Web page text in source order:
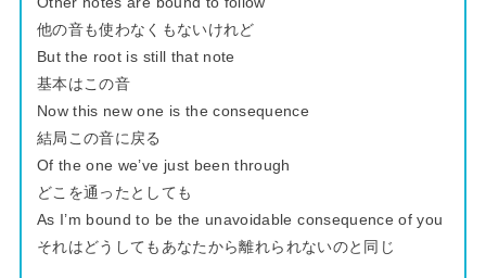
他の音も使わなくもないけれど
But the root is still that note
基本はこの音
Now this new one is the consequence
結局この音に戻る
Of the one we’ve just been through
どこを通ったとしても
As I’m bound to be the unavoidable consequence of you
それはどうしてもあなたから離れられないのと同じ